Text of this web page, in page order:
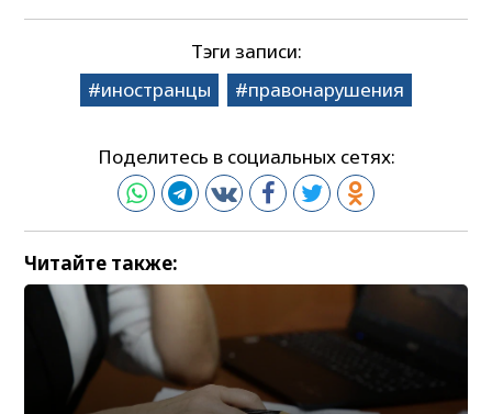
Тэги записи:
иностранцы
правонарушения
Поделитесь в социальных сетях:
Читайте также: